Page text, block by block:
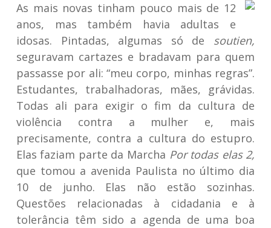
As mais novas tinham pouco mais de 12
anos, mas também havia adultas e
idosas. Pintadas, algumas só de soutien,
seguravam cartazes e bradavam para quem
passasse por ali: “meu corpo, minhas regras”.
Estudantes, trabalhadoras, mães, grávidas.
Todas ali para exigir o fim da cultura de
violência contra a mulher e, mais
precisamente, contra a cultura do estupro.
Elas faziam parte da Marcha Por todas elas 2,
que tomou a avenida Paulista no último dia
10 de junho. Elas não estão sozinhas.
Questões relacionadas à cidadania e à
tolerância têm sido a agenda de uma boa